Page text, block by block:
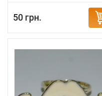
50 грн.